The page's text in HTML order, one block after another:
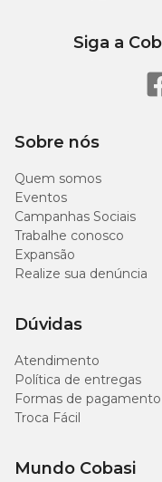
Sobre nós
Quem somos
Eventos
Campanhas Sociais
Trabalhe conosco
Expansão
Realize sua denúncia
Dúvidas
Atendimento
Política de entregas
Formas de pagamento
Troca Fácil
Mundo Cobasi
Siga a